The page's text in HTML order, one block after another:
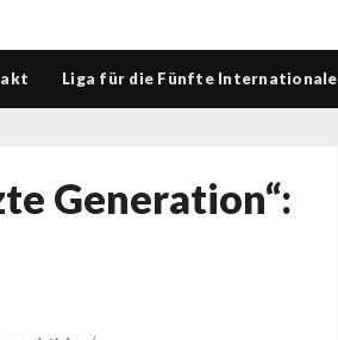
Liga für die Fünfte Internationale
Generation“: